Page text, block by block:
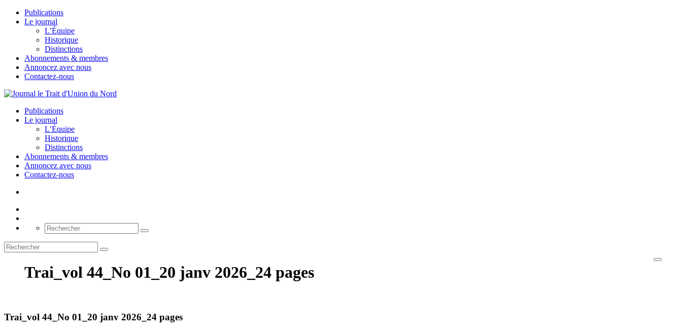
Publications
Le journal
L’Équipe
Historique
Distinctions
Abonnements & membres
Annoncez avec nous
Contactez-nous
Publications
Le journal
L’Équipe
Historique
Distinctions
Abonnements & membres
Annoncez avec nous
Contactez-nous
Trai_vol 44_No 01_20 janv 2026_24 pages
Trai_vol 44_No 01_20 janv 2026_24 pages